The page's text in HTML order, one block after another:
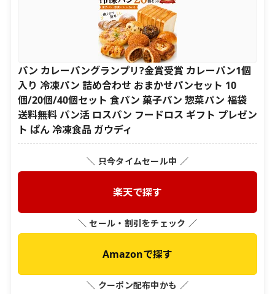
パン カレーパングランプリ?金賞受賞 カレーパン1個
入り 冷凍パン 詰め合わせ おまかせパンセット 10
個/20個/40個セット 食パン 菓子パン 惣菜パン 福袋
送料無料 パン活 ロスパン フードロス ギフト プレゼン
ト ぱん 冷凍食品 ガウディ
＼ 只今タイムセール中 ／
楽天で探す
＼ セール・割引をチェック ／
Amazonで探す
＼ クーポン配布中かも ／